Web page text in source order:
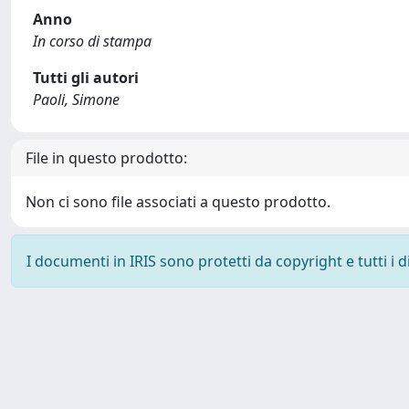
Anno
In corso di stampa
Tutti gli autori
Paoli, Simone
File in questo prodotto:
Non ci sono file associati a questo prodotto.
I documenti in IRIS sono protetti da copyright e tutti i